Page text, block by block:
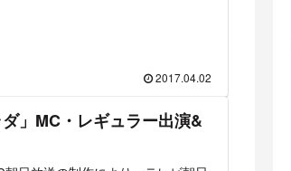
度が高いゲスト、主なVTR出演タレ
2017.04.02
」MC・レギュラー出演&